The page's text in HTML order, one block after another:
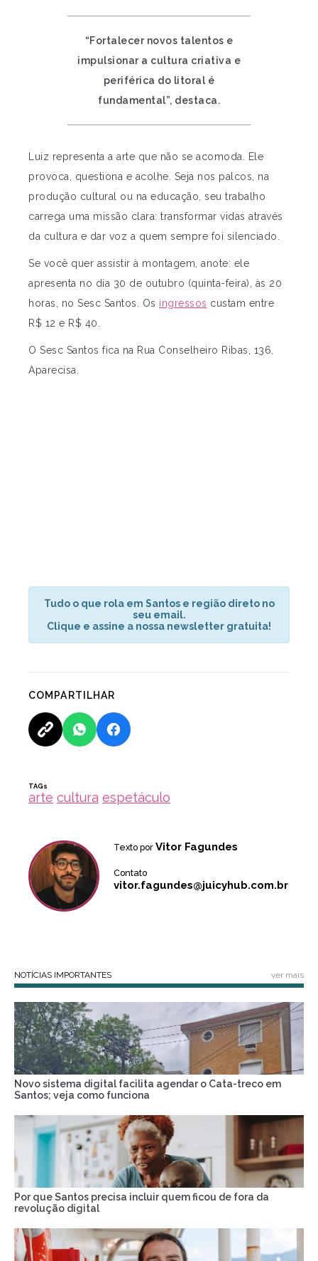
“Fortalecer novos talentos e
impulsionar a cultura criativa e
periférica do litoral é
fundamental”, destaca.
Luiz representa a arte que não se acomoda. Ele
provoca, questiona e acolhe. Seja nos palcos, na
produção cultural ou na educação, seu trabalho
carrega uma missão clara: transformar vidas através
da cultura e dar voz a quem sempre foi silenciado.
Se você quer assistir à montagem, anote: ele
apresenta no dia 30 de outubro (quinta-feira), às 20
horas, no Sesc Santos. Os ingressos custam entre
R$ 12 e R$ 40.
O Sesc Santos fica na Rua Conselheiro Ribas, 136,
Aparecisa.
Tudo o que rola em Santos e região direto no
seu email.
Clique e assine a nossa newsletter gratuita!
COMPARTILHAR
TAGs
arte cultura espetáculo
Texto por Vitor Fagundes
Contato
vitor.fagundes@juicyhub.com.br
NOTÍCIAS IMPORTANTES ver mais
Novo sistema digital facilita agendar o Cata-treco em
Santos; veja como funciona
Por que Santos precisa incluir quem ficou de fora da
revolução digital